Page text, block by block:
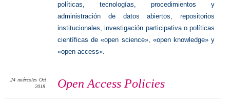
políticas, tecnologías, procedimientos y
administración de datos abiertos, repositorios
institucionales, investigación participativa o políticas
científicas de «open science», «open knowledge» y
«open access».
Open Access Policies
24 miércoles Oct
2018